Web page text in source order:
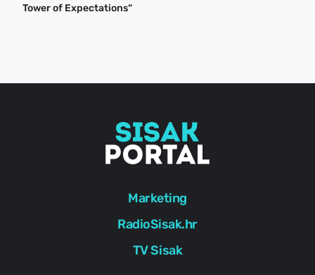
Tower of Expectations“
Marketing
RadioSisak.hr
TV Sisak